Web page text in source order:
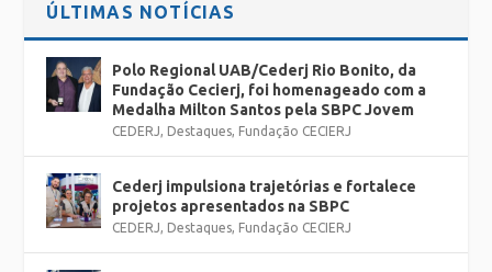
ÚLTIMAS NOTÍCIAS
Polo Regional UAB/Cederj Rio Bonito, da
Fundação Cecierj, foi homenageado com a
Medalha Milton Santos pela SBPC Jovem
CEDERJ, Destaques, Fundação CECIERJ
Cederj impulsiona trajetórias e fortalece
projetos apresentados na SBPC
CEDERJ, Destaques, Fundação CECIERJ